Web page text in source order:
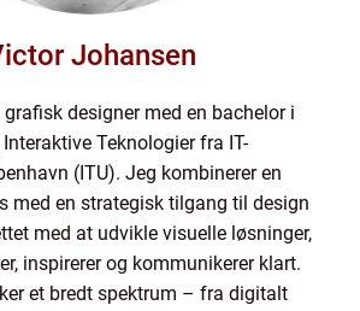
Johansen
designer med en bachelor i
Teknologier fra IT-
(ITU). Jeg kombinerer en
med en strategisk tilgang til design
med at udvikle visuelle løsninger,
inspirerer og kommunikerer klart.
et bredt spektrum – fra digitalt